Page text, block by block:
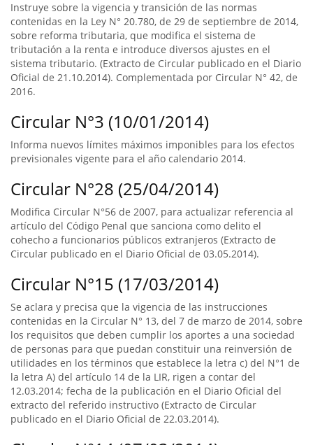
Instruye sobre la vigencia y transición de las normas
contenidas en la Ley N° 20.780, de 29 de septiembre de 2014,
sobre reforma tributaria, que modifica el sistema de
tributación a la renta e introduce diversos ajustes en el
sistema tributario. (Extracto de Circular publicado en el Diario
Oficial de 21.10.2014). Complementada por Circular N° 42, de
2016.
Circular N°3 (10/01/2014)
Informa nuevos límites máximos imponibles para los efectos
previsionales vigente para el año calendario 2014.
Circular N°28 (25/04/2014)
Modifica Circular N°56 de 2007, para actualizar referencia al
artículo del Código Penal que sanciona como delito el
cohecho a funcionarios públicos extranjeros (Extracto de
Circular publicado en el Diario Oficial de 03.05.2014).
Circular N°15 (17/03/2014)
Se aclara y precisa que la vigencia de las instrucciones
contenidas en la Circular N° 13, del 7 de marzo de 2014, sobre
los requisitos que deben cumplir los aportes a una sociedad
de personas para que puedan constituir una reinversión de
utilidades en los términos que establece la letra c) del N°1 de
la letra A) del artículo 14 de la LIR, rigen a contar del
12.03.2014; fecha de la publicación en el Diario Oficial del
extracto del referido instructivo (Extracto de Circular
publicado en el Diario Oficial de 22.03.2014).